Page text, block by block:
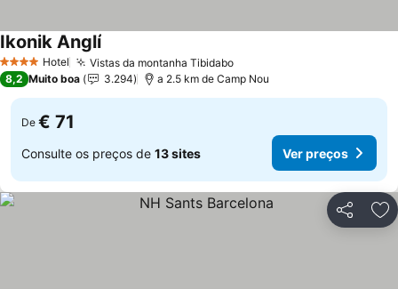
4 EstrelasHotel Vistas da montanha Tibidabo
Ikonik Anglí
8,2 Muito boa 3.294 a 2.5 km de Camp Nou
De € 71
Consulte os preços de 13 sites Ver preços
Partilhar